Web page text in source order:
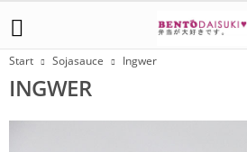
Start Sojasauce Ingwer
INGWER